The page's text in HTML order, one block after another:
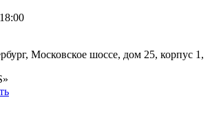
Московское шоссе, дом 25, корпус 1,